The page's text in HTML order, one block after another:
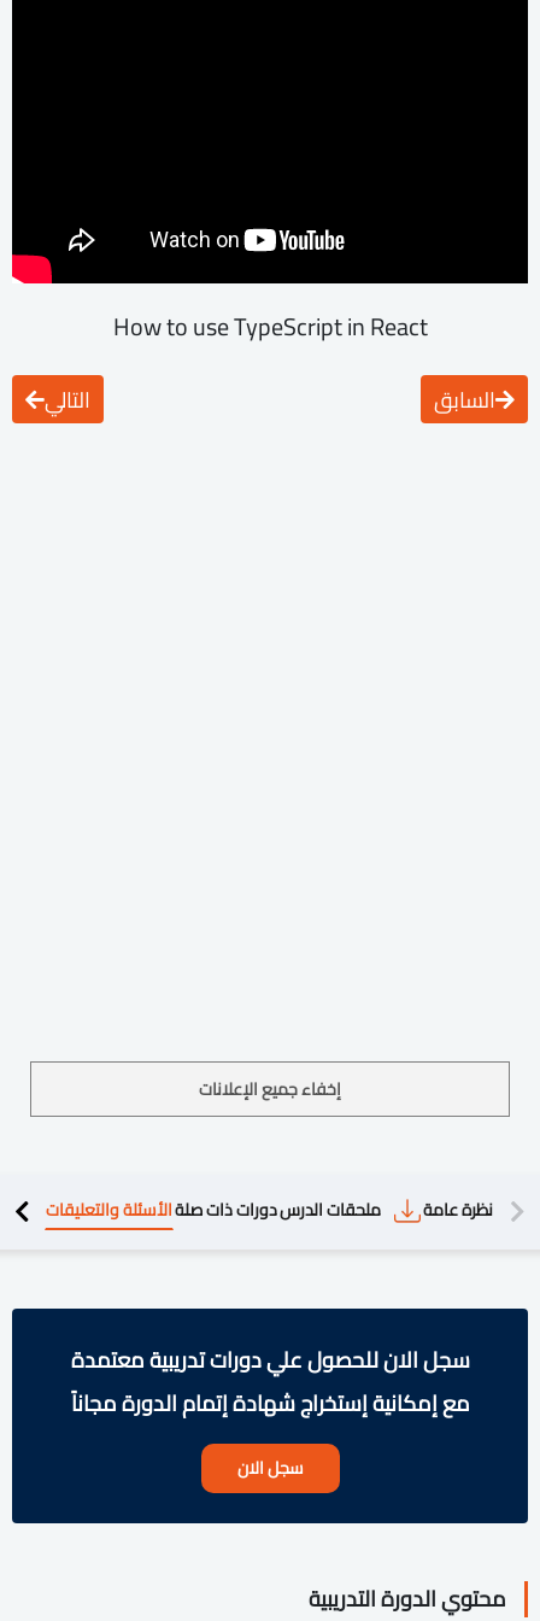
How to use TypeScript in React
السابق التالي
إخفاء جميع الإعلانات
نظرة عامة ملحقات الدرسدورات ذات صلةالأسئلة والتعليقات
سجل الان للحصول علي دورات تدريبية معتمدة
مع إمكانية إستخراج شهادة إتمام الدورة مجاناً
سجل الان
محتوي الدورة التدريبية